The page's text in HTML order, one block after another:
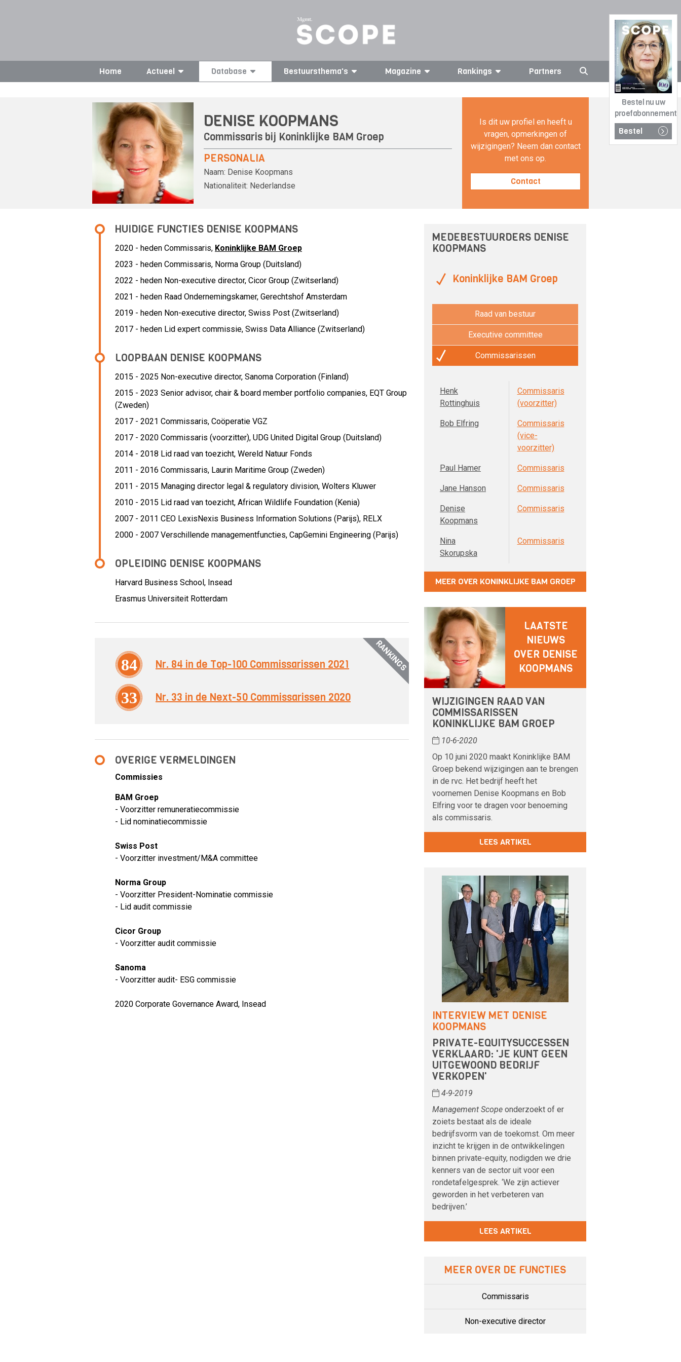
Bestel nu uw
proefabonnement
Bestel
Home Actueel Database Bestuursthema's Magazine Rankings Partners
DENISE KOOPMANS
Commissaris bij Koninklijke BAM Groep
PERSONALIA
Naam: Denise Koopmans
Nationaliteit: Nederlandse
Is dit uw profiel en heeft u
vragen, opmerkingen of
wijzigingen? Neem dan contact
met ons op.
Contact
HUIDIGE FUNCTIES DENISE KOOPMANS
2020 - heden Commissaris, Koninklijke BAM Groep
2023 - heden Commissaris, Norma Group (Duitsland)
2022 - heden Non-executive director, Cicor Group (Zwitserland)
2021 - heden Raad Ondernemingskamer, Gerechtshof Amsterdam
2019 - heden Non-executive director, Swiss Post (Zwitserland)
2017 - heden Lid expert commissie, Swiss Data Alliance (Zwitserland)
LOOPBAAN DENISE KOOPMANS
2015 - 2025 Non-executive director, Sanoma Corporation (Finland)
2015 - 2023 Senior advisor, chair & board member portfolio companies, EQT Group
(Zweden)
2017 - 2021 Commissaris, Coöperatie VGZ
2017 - 2020 Commissaris (voorzitter), UDG United Digital Group (Duitsland)
2014 - 2018 Lid raad van toezicht, Wereld Natuur Fonds
2011 - 2016 Commissaris, Laurin Maritime Group (Zweden)
2011 - 2015 Managing director legal & regulatory division, Wolters Kluwer
2010 - 2015 Lid raad van toezicht, African Wildlife Foundation (Kenia)
2007 - 2011 CEO LexisNexis Business Information Solutions (Parijs), RELX
2000 - 2007 Verschillende managementfuncties, CapGemini Engineering (Parijs)
OPLEIDING DENISE KOOPMANS
Harvard Business School, Insead
Erasmus Universiteit Rotterdam
RANKINGS
84 Nr. 84 in de Top-100 Commissarissen 2021
33 Nr. 33 in de Next-50 Commissarissen 2020
OVERIGE VERMELDINGEN
Commissies
BAM Groep
- Voorzitter remuneratiecommissie
- Lid nominatiecommissie
Swiss Post
- Voorzitter investment/M&A committee
Norma Group
- Voorzitter President-Nominatie commissie
- Lid audit commissie
Cicor Group
- Voorzitter audit commissie
Sanoma
- Voorzitter audit- ESG commissie
2020 Corporate Governance Award, Insead
MEDEBESTUURDERS DENISE
KOOPMANS
Koninklijke BAM Groep
Raad van bestuur
Executive committee
Commissarissen
Henk
Rottinghuis
Commissaris
(voorzitter)
Bob Elfring
Commissaris
(vice-
voorzitter)
Paul Hamer Commissaris
Jane Hanson Commissaris
Denise
Koopmans
Commissaris
Nina
Skorupska
Commissaris
MEER OVER KONINKLIJKE BAM GROEP
LAATSTE
NIEUWS
OVER DENISE
KOOPMANS
WIJZIGINGEN RAAD VAN
COMMISSARISSEN
KONINKLIJKE BAM GROEP
10-6-2020
Op 10 juni 2020 maakt Koninklijke BAM
Groep bekend wijzigingen aan te brengen
in de rvc. Het bedrijf heeft het
voornemen Denise Koopmans en Bob
Elfring voor te dragen voor benoeming
als commissaris.
LEES ARTIKEL
INTERVIEW MET DENISE
KOOPMANS
PRIVATE-EQUITYSUCCESSEN
VERKLAARD: 'JE KUNT GEEN
UITGEWOOND BEDRIJF
VERKOPEN'
4-9-2019
Management Scope onderzoekt of er
zoiets bestaat als de ideale
bedrijfsvorm van de toekomst. Om meer
inzicht te krijgen in de ontwikkelingen
binnen private-equity, nodigden we drie
kenners van de sector uit voor een
rondetafelgesprek. ‘We zijn actiever
geworden in het verbeteren van
bedrijven.’
LEES ARTIKEL
MEER OVER DE FUNCTIES
Commissaris
Non-executive director